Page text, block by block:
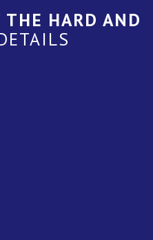
HARD AND